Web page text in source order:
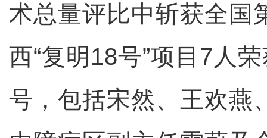
术总量评比中斩获全国
西“复明18号”项目7人
号，包括宋然、王欢燕